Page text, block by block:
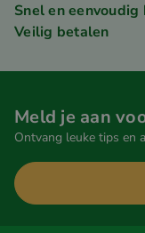
Snel en
Veilig betalen
Meld je aan
Ontvang leuke tips en